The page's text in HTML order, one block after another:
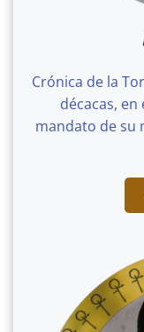
Crónica de la
décacas,
mandato de su